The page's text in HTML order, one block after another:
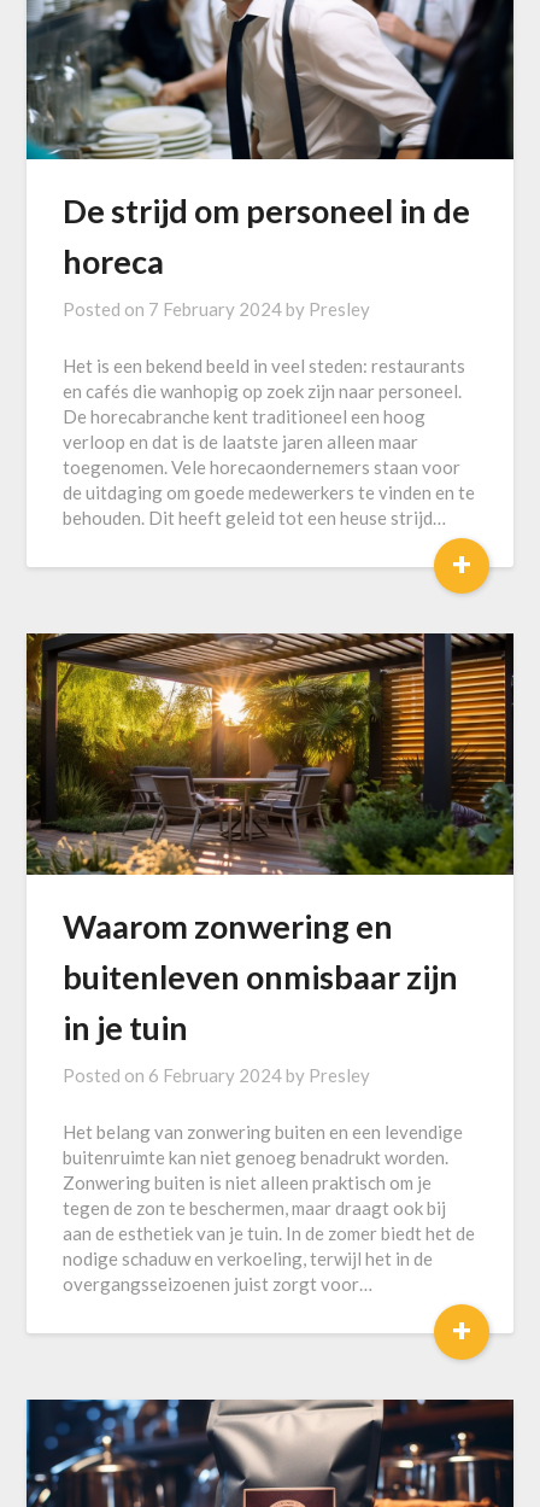
De strijd om personeel in de
horeca
Posted on 7 February 2024 by Presley
Het is een bekend beeld in veel steden: restaurants
en cafés die wanhopig op zoek zijn naar personeel.
De horecabranche kent traditioneel een hoog
verloop en dat is de laatste jaren alleen maar
toegenomen. Vele horecaondernemers staan voor
de uitdaging om goede medewerkers te vinden en te
behouden. Dit heeft geleid tot een heuse strijd…
+
Waarom zonwering en
buitenleven onmisbaar zijn
in je tuin
Posted on 6 February 2024 by Presley
Het belang van zonwering buiten en een levendige
buitenruimte kan niet genoeg benadrukt worden.
Zonwering buiten is niet alleen praktisch om je
tegen de zon te beschermen, maar draagt ook bij
aan de esthetiek van je tuin. In de zomer biedt het de
nodige schaduw en verkoeling, terwijl het in de
overgangsseizoenen juist zorgt voor…
+